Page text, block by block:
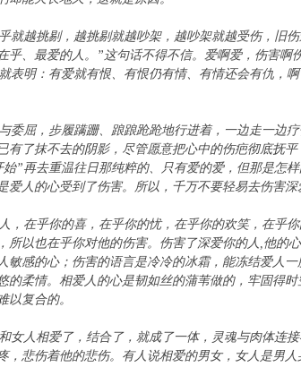
越挑剔，越挑剔就越吵架，越吵架就越受伤，旧
乎、最爱的人。”这句话不得不信。爱啊爱，伤害啊
表明：有爱就有恨、有恨仍有情、有情还会有仇，
屈，步履蹒跚、踉踉跄跄地行进着，一边走一边疗
有了抹不去的阴影，尽管愿意把心中的伤疤彻底抚
”再去重温往日那纯粹的、只有爱的爱，但那是怎
爱人的心受到了伤害。所以，千万不要轻易去伤害深
在乎你的喜，在乎你的忧，在乎你的欢笑，在乎
所以也在乎你对他的伤害。伤害了深爱你的人,他的
敏感的心；伤害的语言是冷冷的冰霜，能冻结爱人
的柔情。相爱人的心是韧如丝的蒲苇做的，牢固得
以复合的。
人相爱了，结合了，就成了一体，灵魂与肉体连
，悲伤着他的悲伤。有人说相爱的男女，女人是男